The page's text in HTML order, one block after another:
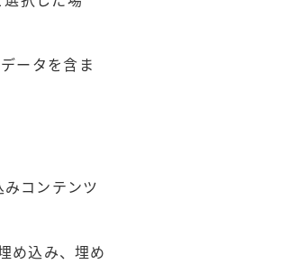
ータを含ま
コンテンツ
め込み、埋め